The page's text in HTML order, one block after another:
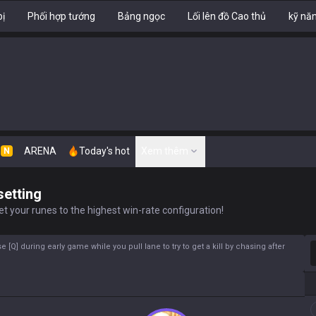
Phối hợp tướng Bảng ngọc Lối lên đồ Cao thủ kỹ
N ARENA Today's hot
your runes to the highest win-rate configuration!
[Q] during early game while you pull lane to try to get a kill by chasing after